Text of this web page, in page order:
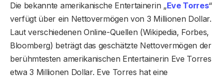
Die bekannte amerikanische Entertainerin „Eve Torres“
verfügt über ein Nettovermögen von 3 Millionen Dollar.
Laut verschiedenen Online-Quellen (Wikipedia, Forbes,
Bloomberg) beträgt das geschätzte Nettovermögen der
berühmtesten amerikanischen Entertainerin Eve Torres
etwa 3 Millionen Dollar. Eve Torres hat eine